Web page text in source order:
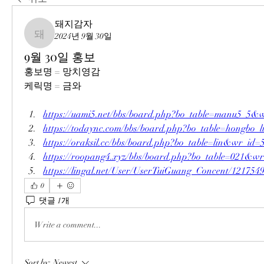
돼지감자
돼지감자
2024년 9월 30일
9월 30일 홍보
홍보명 = 망치영감
케릭명 = 금와
https://uami5.net/bbs/
https://todaync.com/bbs/
https://oraksil.cc/bbs/
https://roopang4.xyz/bbs/
https://lingal.net/User/UserTuiGuang_Concent/1217549
0
댓글 1개
Write a comment...